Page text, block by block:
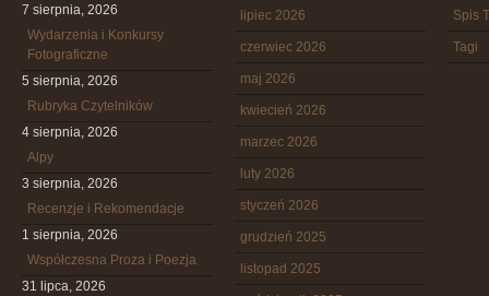
7 sierpnia, 2026
Wydarzenia i Konkursy
Fotograficzne
5 sierpnia, 2026
Rubryka Czytelników
4 sierpnia, 2026
Alpy
3 sierpnia, 2026
Recenzje i Rekomendacje
1 sierpnia, 2026
Współczesna Proza i Poezja
31 lipca, 2026
lipiec 2026
czerwiec 2026
maj 2026
kwiecień 2026
marzec 2026
luty 2026
styczeń 2026
grudzień 2025
listopad 2025
Spis
Tagi